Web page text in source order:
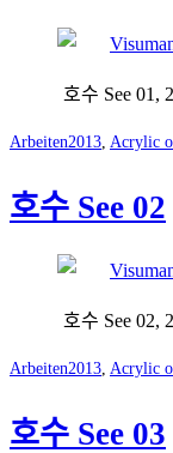
호수 See
Categorized
as
ArbeitenTagged
2013, Acrylic
호수 See 02
호수 See
Categorized
as
ArbeitenTagged
2013, Acrylic
호수 See 03